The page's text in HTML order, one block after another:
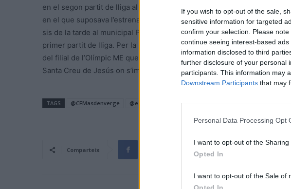
If you wish to opt-out of the sale,
sensitive information for targeted
confirm your selection. Please
continue seeing interest-based
information disclosed to third
further disclosure of your personal
participants. This information may
Downstream Participants that may
Personal Data Processing Opt
I want to opt-out of the Sharing
Opted In
I want to opt-out of the Sale of
Opted In
en el segon partit de lliga al filial del Perelló que va empatar a la
en el que suposava l’estrena a la categoria del conjunt groc-i-negre.
sis de la tarde al municipal Pou Nou de Masdenverge on intentaran
primer partit de lliga. Per la seva banda la Fatarella es tornarà a
del filial de l’Olímpic ME que va donar mostres de ser un equip
Santa Creu de Jesús on s’imposaven per 1 gol a 3. Serà diumenge a
TAGS @CFMasdenverge @esportcat @FCF_CAT @JoanBarbera7
Comparteix